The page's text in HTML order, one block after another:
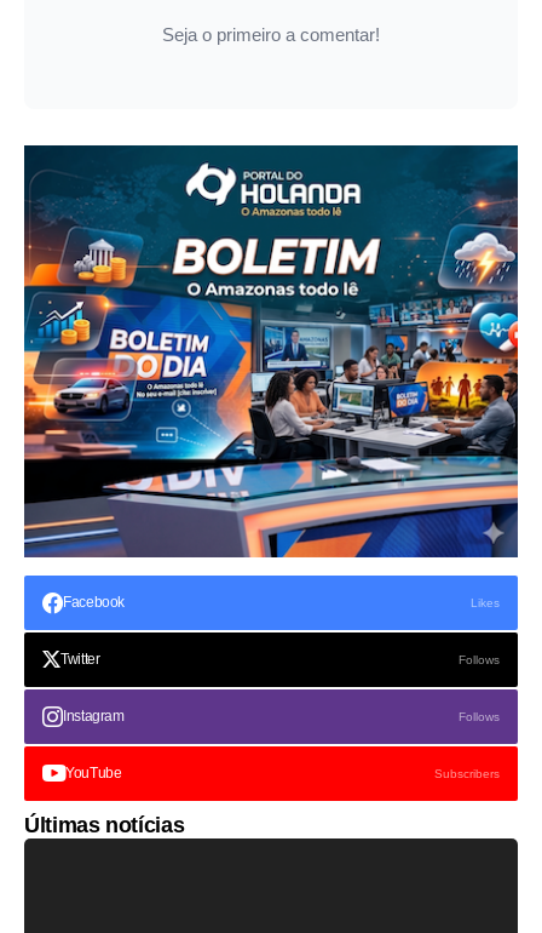
Seja o primeiro a comentar!
Facebook Likes
Twitter Follows
Instagram Follows
YouTube Subscribers
Últimas notícias